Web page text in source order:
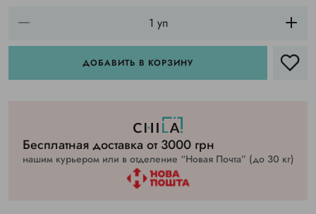
ДОБАВИТЬ В КОРЗИНУ
Бесплатная доставка от 3000 грн
нашим курьером или в отделение “Новая Почта” (до 30 кг)